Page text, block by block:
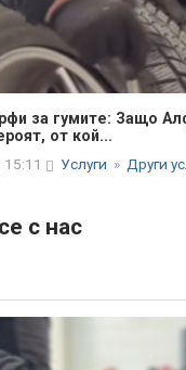
за гумите: Защо
от кой...
Услуги » Други
с нас